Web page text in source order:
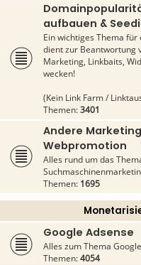
aufbauen &
Ein wichtiges Thema
dient zur Beantwortung
Marketing, Linkbaits,
wecken!
(Kein Link Farm /
Themen:3401
Andere
Webpromotion
Alles rund um das
Themen: 1695
Google Adsense
Alles zum Thema
Themen:4054